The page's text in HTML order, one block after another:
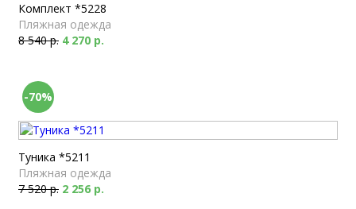
Комплект *5228
Пляжная одежда
8 540 р. 4 270 р.
-70%
Туника *5211
Пляжная одежда
7 520 р. 2 256 р.